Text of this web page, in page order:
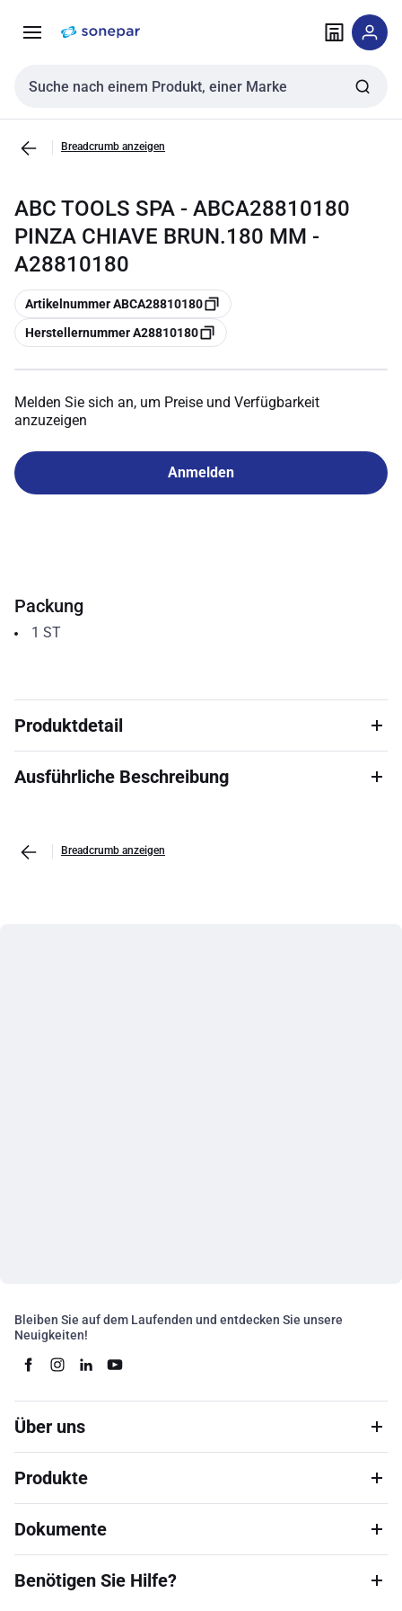
NavigationInhalt
Sucheingabe
Breadcrumb anzeigen
ABC TOOLS SPA - ABCA28810180
PINZA CHIAVE BRUN.180 MM -
A28810180
Kopieren
Artikelnummer ABCA28810180
Kopieren
Herstellernummer A28810180
Melden Sie sich an, um Preise und Verfügbarkeit
anzuzeigen
Anmelden
Packung
1 ST
Produktdetail
Ausführliche Beschreibung
Breadcrumb anzeigen
Bleiben Sie auf dem Laufenden und entdecken Sie unsere
Neuigkeiten!
Über uns
Produkte
Dokumente
Benötigen Sie Hilfe?